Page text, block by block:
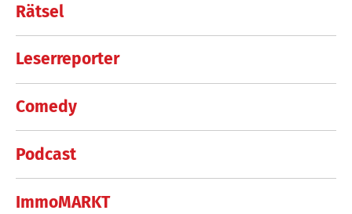
Rätsel
Leserreporter
Comedy
Podcast
ImmoMARKT